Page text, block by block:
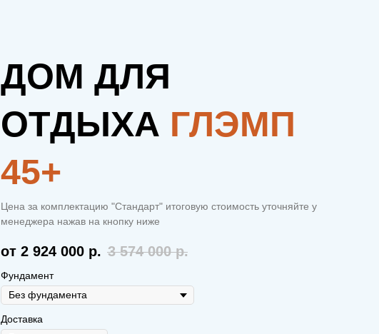
ДОМ ДЛЯ
ОТДЫХА ГЛЭМП
45+
Цена за комплектацию "Стандарт" итоговую стоимость уточняйте у
менеджера нажав на кнопку ниже
от 2 924 000 р. 3 574 000 р.
Фундамент
Доставка